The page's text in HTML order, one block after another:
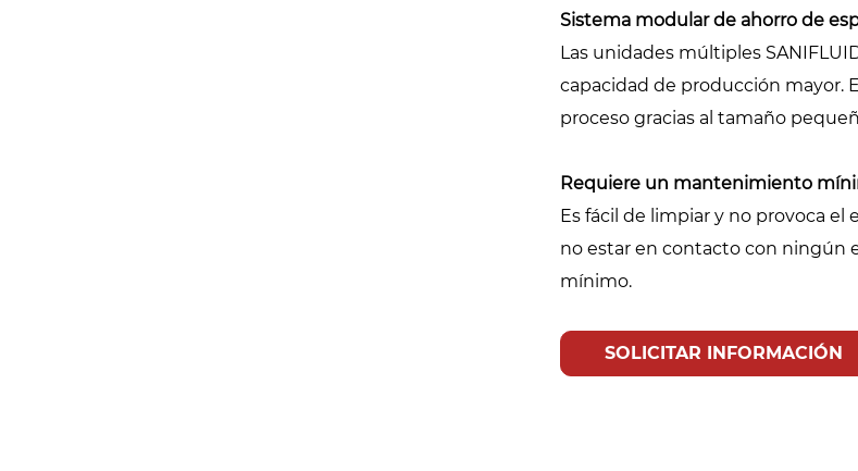
Sistema modular de ahorro de
Las unidades múltiples
capacidad de producción mayor.
proceso gracias al tamaño
Requiere un mantenimiento
Es fácil de limpiar y no provoca el
no estar en contacto con
mínimo.
SOLICITAR INFORMACIÓN